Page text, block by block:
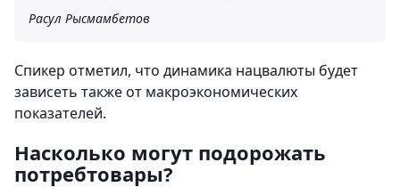
Расул Рысмамбетов
Спикер отметил, что динамика нацвалюты будет
зависеть также от макроэкономических
показателей.
Насколько могут подорожать
потребтовары?